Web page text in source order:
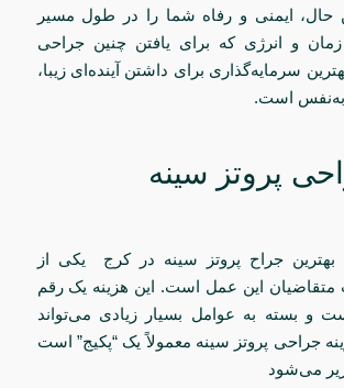
حال، ایمنی و رفاه شما را در طول مسیر
و انرژی که برای یافتن چنین جراحی
سرمایه‌گذاری برای داشتن آینده‌ای زیبا،
است.
پروتز سینه
بهترین جراح پروتز سینه در کرج یکی از
متقاضیان این عمل است. این هزینه یک رقم
و بسته به عوامل بسیار زیادی می‌تواند
جراحی پروتز سینه معمولاً یک “پکیج” است
می‌شود